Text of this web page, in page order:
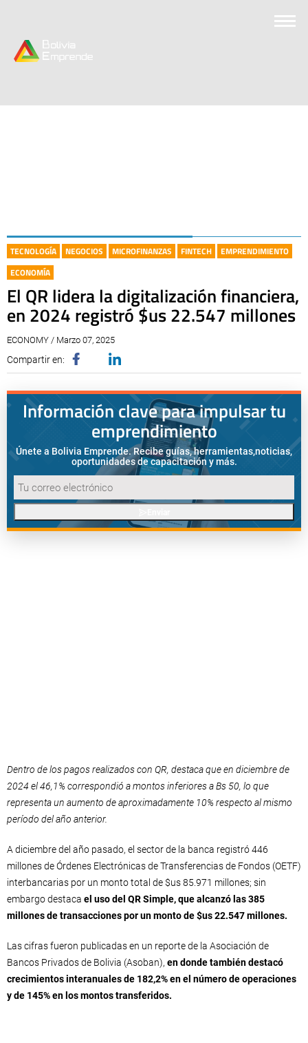
TECNOLOGÍA NEGOCIOS MICROFINANZAS FINTECH
EMPRENDIMIENTO
ECONOMÍA
El QR lidera la digitalización financiera,
en 2024 registró $us 22.547 millones
ECONOMY / Marzo 07, 2025
Compartir en:
Información clave para impulsar tu
emprendimiento
Únete a Bolivia Emprende. Recibe guías, herramientas,noticias,
oportunidades de capacitación y más.
Dentro de los pagos realizados con QR, destaca que en diciembre de
2024 el 46,1% correspondió a montos inferiores a Bs 50, lo que
representa un aumento de aproximadamente 10% respecto al mismo
período del año anterior​.
A diciembre del año pasado, el sector de la banca registró 446
millones de Órdenes Electrónicas de Transferencias de Fondos (OETF)
interbancarias por un monto total de $us 85.971 millones; sin
embargo destaca el uso del QR Simple, que alcanzó las 385
millones de transacciones por un monto de $us 22.547 millones.
Las cifras fueron publicadas en un reporte de la Asociación de
Bancos Privados de Bolivia (Asoban), en donde también destacó
crecimientos interanuales de 182,2% en el número de operaciones
y de 145% en los montos transferidos.